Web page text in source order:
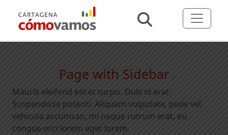
Page with Sidebar
Mauris eleifend est et turpis. Duis id erat.
Suspendisse potenti. Aliquam vulputate, pede vel
vehicula accumsan, mi neque rutrum erat, eu
congue orci lorem eget lorem.